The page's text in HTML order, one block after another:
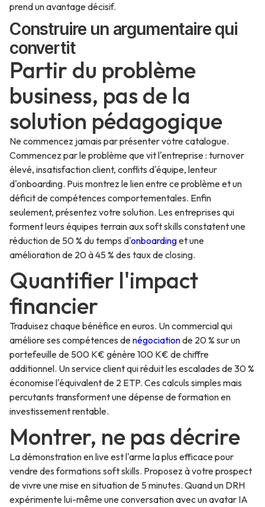
prend un avantage décisif.
Construire un argumentaire qui
convertit
Partir du problème
business, pas de la
solution pédagogique
Ne commencez jamais par présenter votre catalogue.
Commencez par le problème que vit l'entreprise : turnover
élevé, insatisfaction client, conflits d'équipe, lenteur
d'onboarding. Puis montrez le lien entre ce problème et un
déficit de compétences comportementales. Enfin
seulement, présentez votre solution. Les entreprises qui
forment leurs équipes terrain aux soft skills constatent une
réduction de 50 % du temps d'onboardinget une
amélioration de 20 à 45 % des taux de closing.
Quantifier l'impact
financier
Traduisez chaque bénéfice en euros. Un commercial qui
améliore ses compétences denégociationde 20 % sur un
portefeuille de 500 K€ génère 100 K€ de chiffre
additionnel. Un service client qui réduit les escalades de 30 %
économise l'équivalent de 2 ETP. Ces calculs simples mais
percutants transforment une dépense de formation en
investissement rentable.
Montrer, ne pas décrire
La démonstration en live est l'arme la plus efficace pour
vendre des formations soft skills. Proposez à votre prospect
de vivre une mise en situation de 5 minutes. Quand un DRH
expérimente lui-même une conversation avec un avatar IA